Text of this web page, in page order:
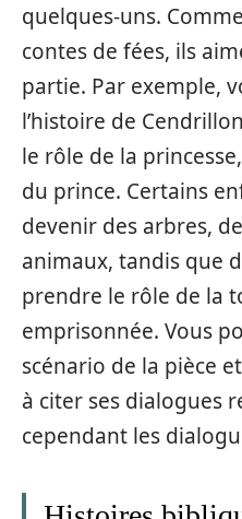
quelques-uns.
contes de fées, ils
partie. Par exemple,
l’histoire de
le rôle de la
du prince. Certains
devenir des arbres,
animaux, tandis que
prendre le rôle de la
emprisonnée. Vous
scénario de la pièce
à citer ses dialogues
cependant les